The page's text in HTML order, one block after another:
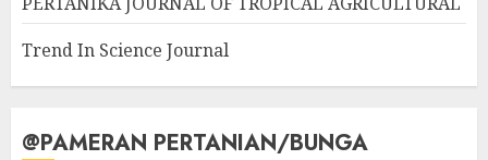
Trend In Science Journal
@PAMERAN PERTANIAN/BUNGA